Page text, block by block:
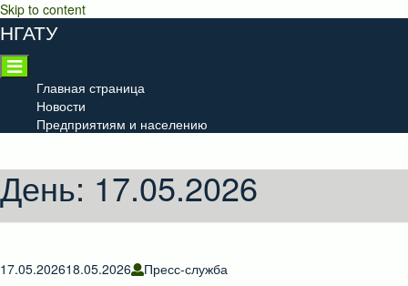
Skip to content
НГАТУ
Главная страница
Новости
Предприятиям и населению
День: 17.05.2026
17.05.202618.05.2026 Пресс-служба